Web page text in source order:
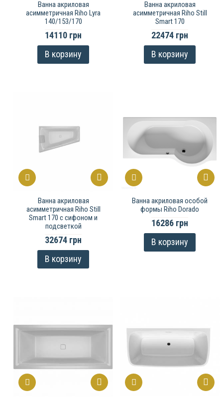
Ванна акриловая
асимметричная Riho Lyra
140/153/170
14110 грн
В корзину
Ванна акриловая
асимметричная Riho Still
Smart 170
22474 грн
В корзину
Ванна акриловая
асимметричная Riho Still
Smart 170 с сифоном и
подсветкой
32674 грн
В корзину
Ванна акриловая особой
формы Riho Dorado
16286 грн
В корзину